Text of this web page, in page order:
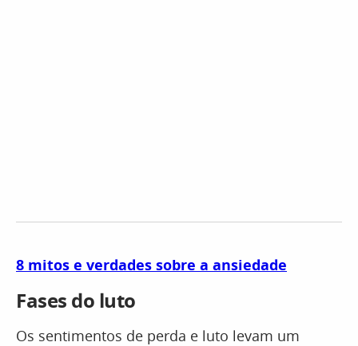
8 mitos e verdades sobre a ansiedade
Fases do luto
Os sentimentos de perda e luto levam um